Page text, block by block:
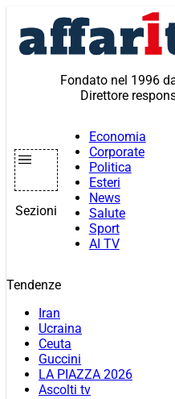
contenuto
Fondato nel 1996
Direttore
Sezioni
Economia
Corporate
Politica
Esteri
News
Salute
Sport
AI TV
Tendenze
Iran
Ucraina
Ceuta
Guccini
LA PIAZZA 2026
Ascolti tv